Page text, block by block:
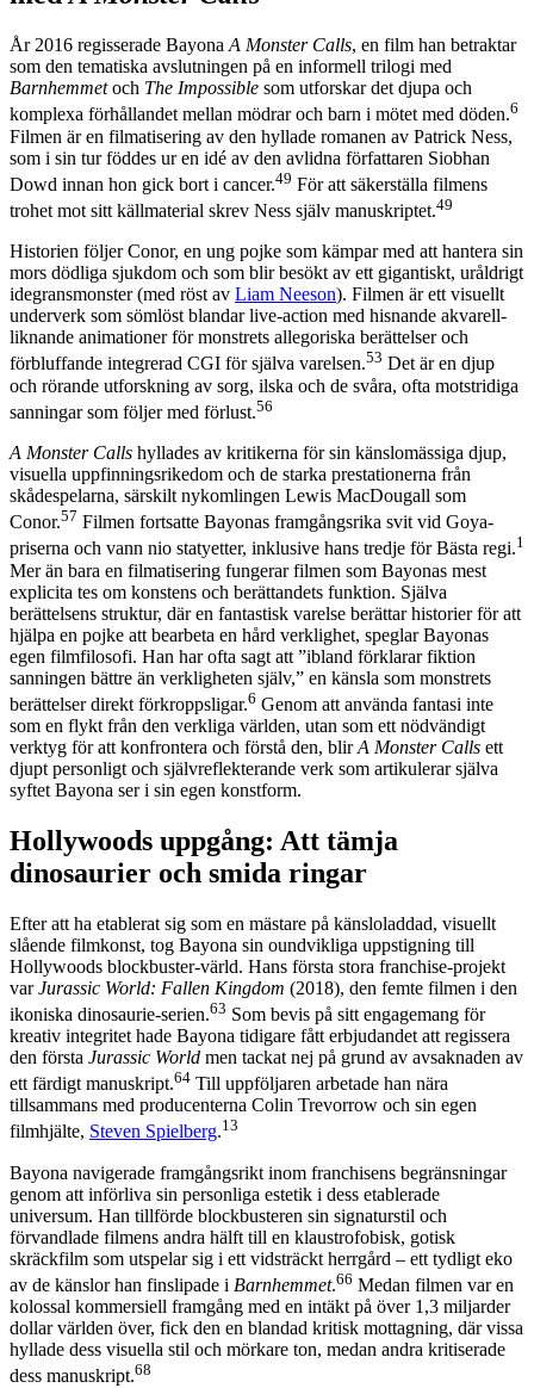
År 2016 regisserade Bayona A Monster Calls, en film han betraktar
som den tematiska avslutningen på en informell trilogi med
Barnhemmetoch The Impossible som utforskar det djupa och
komplexa förhållandet mellan mödrar och barn i mötet med döden.6
Filmen är en filmatisering av den hyllade romanen av Patrick Ness,
som i sin tur föddes ur en idé av den avlidna författaren Siobhan
Dowd innan hon gick bort i cancer.49 För att säkerställa filmens
trohet mot sitt källmaterial skrev Ness själv manuskriptet.49
Historien följer Conor, en ung pojke som kämpar med att hantera sin
mors dödliga sjukdom och som blir besökt av ett gigantiskt, uråldrigt
idegransmonster (med röst av Liam Neeson). Filmen är ett visuellt
underverk som sömlöst blandar live-action med hisnande akvarell-
liknande animationer för monstrets allegoriska berättelser och
förbluffande integrerad CGI för själva varelsen.53 Det är en djup
och rörande utforskning av sorg, ilska och de svåra, ofta motstridiga
sanningar som följer med förlust.56
A Monster Calls hyllades av kritikerna för sin känslomässiga djup,
visuella uppfinningsrikedom och de starka prestationerna från
skådespelarna, särskilt nykomlingen Lewis MacDougall som
Conor.57 Filmen fortsatte Bayonas framgångsrika svit vid Goya-
priserna och vann nio statyetter, inklusive hans tredje för Bästa regi.1
Mer än bara en filmatisering fungerar filmen som Bayonas mest
explicita tes om konstens och berättandets funktion. Själva
berättelsens struktur, där en fantastisk varelse berättar historier för att
hjälpa en pojke att bearbeta en hård verklighet, speglar Bayonas
egen filmfilosofi. Han har ofta sagt att ”ibland förklarar fiktion
sanningen bättre än verkligheten själv,” en känsla som monstrets
berättelser direkt förkroppsligar.6 Genom att använda fantasi inte
som en flykt från den verkliga världen, utan som ett nödvändigt
verktyg för att konfrontera och förstå den, blirA Monster Calls ett
djupt personligt och självreflekterande verk som artikulerar själva
syftet Bayona ser i sin egen konstform.
Hollywoods uppgång: Att tämja
dinosaurier och smida ringar
Efter att ha etablerat sig som en mästare på känsloladdad, visuellt
slående filmkonst, tog Bayona sin oundvikliga uppstigning till
Hollywoods blockbuster-värld. Hans första stora franchise-projekt
varJurassic World: Fallen Kingdom (2018), den femte filmen i den
ikoniska dinosaurie-serien.63 Som bevis på sitt engagemang för
kreativ integritet hade Bayona tidigare fått erbjudandet att regissera
den första Jurassic World men tackat nej på grund av avsaknaden av
ett färdigt manuskript.64 Till uppföljaren arbetade han nära
tillsammans med producenterna Colin Trevorrow och sin egen
filmhjälte, Steven Spielberg.13
Bayona navigerade framgångsrikt inom franchisens begränsningar
genom att införliva sin personliga estetik i dess etablerade
universum. Han tillförde blockbusteren sin signaturstil och
förvandlade filmens andra hälft till en klaustrofobisk, gotisk
skräckfilm som utspelar sig i ett vidsträckt herrgård – ett tydligt eko
av de känslor han finslipade i Barnhemmet.66 Medan filmen var en
kolossal kommersiell framgång med en intäkt på över 1,3 miljarder
dollar världen över, fick den en blandad kritisk mottagning, där vissa
hyllade dess visuella stil och mörkare ton, medan andra kritiserade
dess manuskript.68